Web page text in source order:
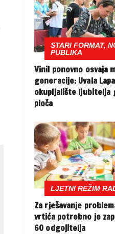
STARI FORMAT,
PUBLIKA
Vinil ponovno osvaja
generacije: Uvala
okupljalište ljubitelja
ploča
LJETNI REŽIM
Za rješavanje
vrtića potrebno je
60 odgojitelja